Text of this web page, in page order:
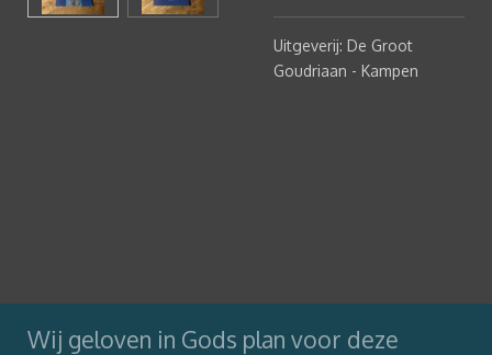
Uitgeverij: De Groot
Goudriaan - Kampen
Wij geloven in Gods plan voor deze